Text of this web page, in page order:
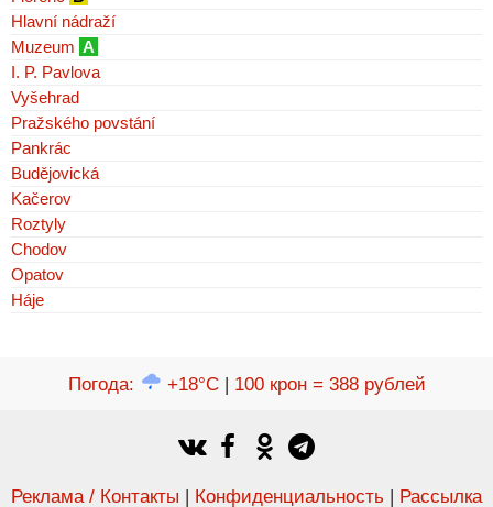
Hlavní nádraží
Muzeum A
I. P. Pavlova
Vyšehrad
Pražského povstání
Pankrác
Budějovická
Kačerov
Roztyly
Chodov
Opatov
Háje
Погода: +18°C| 100 крон = 388 рублей
Реклама / Контакты Конфиденциальность Рассылка